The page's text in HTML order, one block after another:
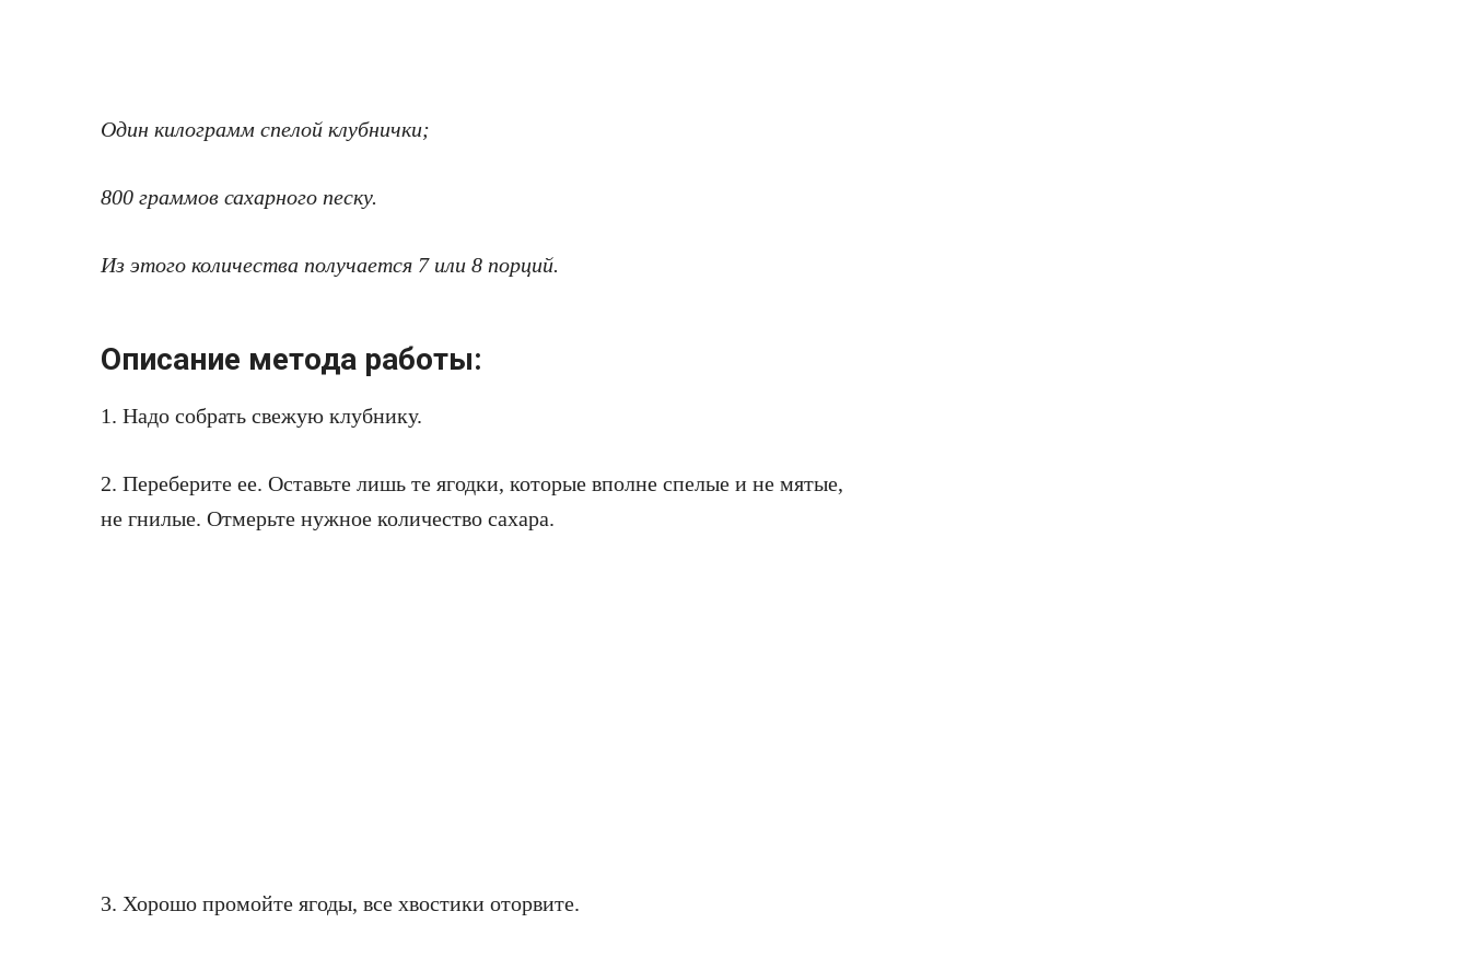
Один килограмм спелой клубнички;
800 граммов сахарного песку.
Из этого количества получается 7 или 8 порций.
Описание метода работы:
1. Надо собрать свежую клубнику.
2. Переберите ее. Оставьте лишь те ягодки, которые вполне спелые и не мятые,
не гнилые. Отмерьте нужное количество сахара.
3. Хорошо промойте ягоды, все хвостики оторвите.